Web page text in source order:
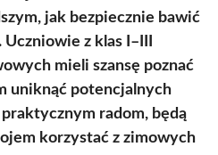
jak bezpiecznie bawić
z klas I–III
mieli szansę poznać
uniknąć potencjalnych
radom, będą
korzystać z zimowych